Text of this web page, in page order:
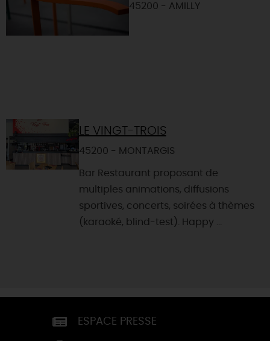
45200 - AMILLY
LE VINGT-TROIS
45200 - MONTARGIS
Bar Restaurant proposant de
multiples animations, diffusions
sportives, concerts, soirées à thèmes
(karaoké, blind-test). Happy ...
ESPACE PRESSE